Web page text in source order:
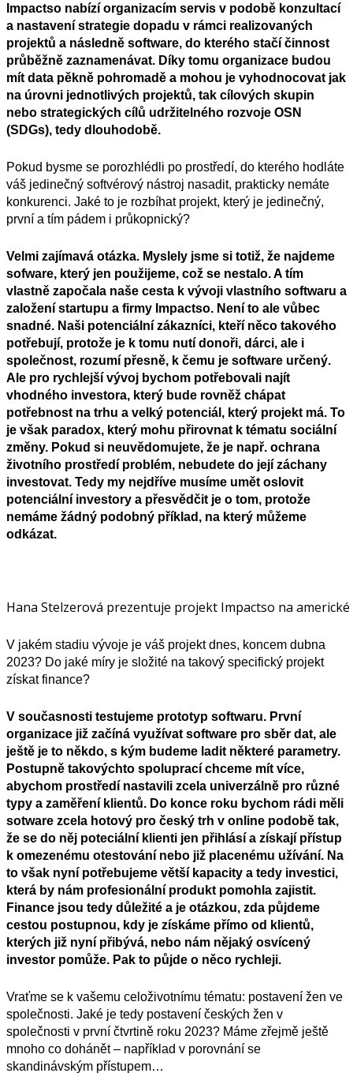
Impactso nabízí organizacím servis v podobě konzultací
a nastavení strategie dopadu v rámci realizovaných
projektů a následně software, do kterého stačí činnost
průběžně zaznamenávat. Díky tomu organizace budou
mít data pěkně pohromadě a mohou je vyhodnocovat jak
na úrovni jednotlivých projektů, tak cílových skupin
nebo strategických cílů udržitelného rozvoje OSN
(SDGs), tedy dlouhodobě.
Pokud bysme se porozhlédli po prostředí, do kterého hodláte
váš jedinečný softvérový nástroj nasadit, prakticky nemáte
konkurenci. Jaké to je rozbíhat projekt, který je jedinečný,
první a tím pádem i průkopnický?
Velmi zajímavá otázka. Myslely jsme si totiž, že najdeme
sofware, který jen použijeme, což se nestalo. A tím
vlastně započala naše cesta k vývoji vlastního softwaru a
založení startupu a firmy Impactso. Není to ale vůbec
snadné. Naši potenciální zákazníci, kteří něco takového
potřebují, protože je k tomu nutí donoři, dárci, ale i
společnost, rozumí přesně, k čemu je software určený.
Ale pro rychlejší vývoj bychom potřebovali najít
vhodného investora, který bude rovněž chápat
potřebnost na trhu a velký potenciál, který projekt má. To
je však paradox, který mohu přirovnat k tématu sociální
změny. Pokud si neuvědomujete, že je např. ochrana
životního prostředí problém, nebudete do její záchany
investovat. Tedy my nejdříve musíme umět oslovit
potenciální investory a přesvědčit je o tom, protože
nemáme žádný podobný příklad, na který můžeme
odkázat.
Hana Stelzerová prezentuje projekt Impactso na americké
V jakém stadiu vývoje je váš projekt dnes, koncem dubna
2023? Do jaké míry je složité na takový specifický projekt
získat finance?
V současnosti testujeme prototyp softwaru. První
organizace již začíná využívat software pro sběr dat, ale
ještě je to někdo, s kým budeme ladit některé parametry.
Postupně takovýchto spoluprací chceme mít více,
abychom prostředí nastavili zcela univerzálně pro různé
typy a zaměření klientů. Do konce roku bychom rádi měli
sotware zcela hotový pro český trh v online podobě tak,
že se do něj poteciální klienti jen přihlásí a získají přístup
k omezenému otestování nebo již placenému užívání. Na
to však nyní potřebujeme větší kapacity a tedy investici,
která by nám profesionální produkt pomohla zajistit.
Finance jsou tedy důležité a je otázkou, zda půjdeme
cestou postupnou, kdy je získáme přímo od klientů,
kterých již nyní přibývá, nebo nám nějaký osvícený
investor pomůže. Pak to půjde o něco rychleji.
Vraťme se k vašemu celoživotnímu tématu: postavení žen ve
společnosti. Jaké je tedy postavení českých žen v
společnosti v první čtvrtině roku 2023? Máme zřejmě ještě
mnoho co dohánět – například v porovnání se
skandinávským přístupem…